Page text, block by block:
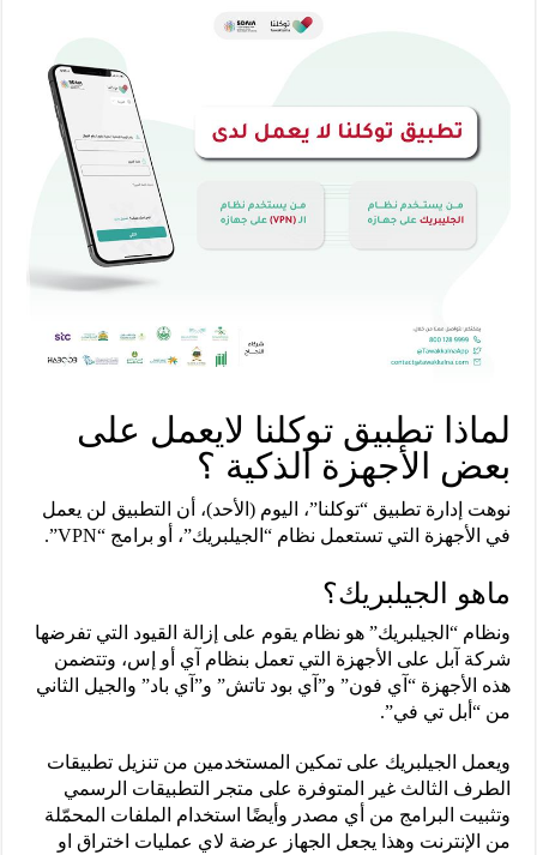
لماذا تطبيق توكلنا لايعمل على
بعض الأجهزة الذكية ؟
نوهت إدارة تطبيق “توكلنا”، اليوم (الأحد)، أن التطبيق لن يعمل
في الأجهزة التي تستعمل نظام “الجيلبريك”، أو برامج “VPN”.
ماهو الجيلبريك؟
ونظام “الجيلبريك” هو نظام يقوم على إزالة القيود التي تفرضها
شركة آبل على الأجهزة التي تعمل بنظام آي أو إس، وتتضمن
هذه الأجهزة “آي فون” و”آي بود تاتش” و”آي باد” والجيل الثاني
من “أبل تي في”.
ويعمل الجيلبريك على تمكين المستخدمين من تنزيل تطبيقات
الطرف الثالث غير المتوفرة على متجر التطبيقات الرسمي
وتثبيت البرامج من أي مصدر وأيضًا استخدام الملفات المحمّلة
من الإنترنت وهذا يجعل الجهاز عرضة لاي عمليات اختراق او